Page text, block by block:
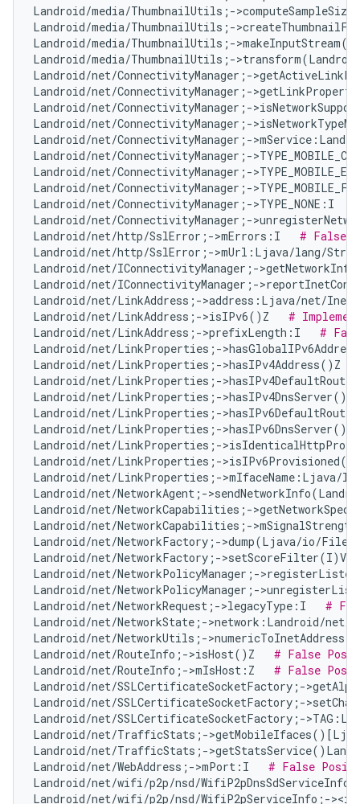
Landroid/media/ThumbnailUtils;-
Landroid/media/ThumbnailUtils;-
Landroid/media/ThumbnailUtils;-
Landroid/media/ThumbnailUtils;-
Landroid/net/ConnectivityManager;-
Landroid/net/ConnectivityManager;-
Landroid/net/ConnectivityManager;-
Landroid/net/ConnectivityManager;-
Landroid/net/ConnectivityManager;-
Landroid/net/ConnectivityManager;-
Landroid/net/ConnectivityManager;-
Landroid/net/ConnectivityManager;-
Landroid/net/ConnectivityManager;->TYPE_NONE:I
Landroid/net/ConnectivityManager;-
Landroid/net/http/SslError;->mErrors:I # False
Landroid/net/http/SslError;->mUrl:Ljava/lang/
Landroid/net/IConnectivityManager;-
Landroid/net/IConnectivityManager;-
Landroid/net/LinkAddress;->address:Ljava/net/
Landroid/net/LinkAddress;->isIPv6()Z #
Landroid/net/LinkAddress;->prefixLength:I #
Landroid/net/LinkProperties;-
Landroid/net/LinkProperties;->hasIPv4Address()Z
Landroid/net/LinkProperties;-
Landroid/net/LinkProperties;-
Landroid/net/LinkProperties;-
Landroid/net/LinkProperties;-
Landroid/net/LinkProperties;-
Landroid/net/LinkProperties;-
Landroid/net/LinkProperties;-
Landroid/net/NetworkAgent;-
Landroid/net/NetworkCapabilities;-
Landroid/net/NetworkCapabilities;-
Landroid/net/NetworkFactory;->dump(Ljava/io/
Landroid/net/NetworkFactory;-
Landroid/net/NetworkPolicyManager;-
Landroid/net/NetworkPolicyManager;-
Landroid/net/NetworkRequest;->legacyType:I #
Landroid/net/NetworkState;->network:Landroid/
Landroid/net/NetworkUtils;-
Landroid/net/RouteInfo;->isHost()Z # False
Landroid/net/RouteInfo;->mIsHost:Z # False
Landroid/net/SSLCertificateSocketFactory;-
Landroid/net/SSLCertificateSocketFactory;-
Landroid/net/SSLCertificateSocketFactory;-
Landroid/net/TrafficStats;-
Landroid/net/TrafficStats;-
Landroid/net/WebAddress;->mPort:I # False
Landroid/net/wifi/p2p/nsd/
Landroid/net/wifi/p2p/nsd/